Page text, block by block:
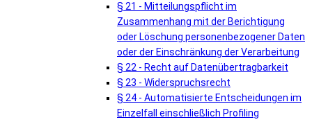
§ 21 - Mitteilungspflicht im
Zusammenhang mit der Berichtigung
oder Löschung personenbezogener Daten
oder der Einschränkung der Verarbeitung
§ 22 - Recht auf Datenübertragbarkeit
§ 23 - Widerspruchsrecht
§ 24 - Automatisierte Entscheidungen im
Einzelfall einschließlich Profiling